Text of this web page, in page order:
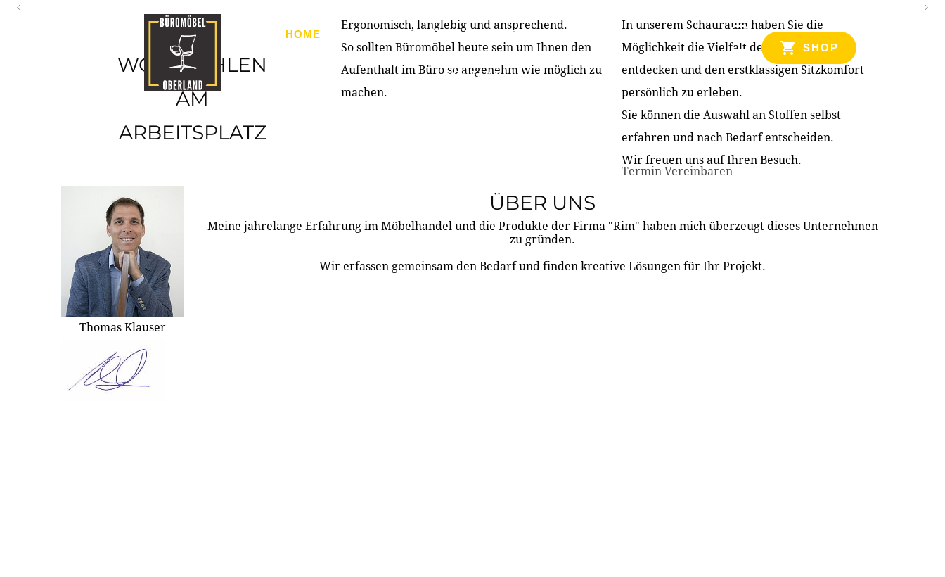
HOME PRODUKTE ÜBER UNS PARTNER & REFERENZEN
KONTAKT
SHOP
WOHLFÜHLEN
AM
ARBEITSPLATZ
Ergonomisch, langlebig und ansprechend.
So sollten Büromöbel heute sein um Ihnen den
Aufenthalt im Büro so angenehm wie möglich zu
machen.
In unserem Schauraum haben Sie die
Möglichkeit die Vielfalt der Produkte zu
entdecken und den erstklassigen Sitzkomfort
persönlich zu erleben.
Sie können die Auswahl an Stoffen selbst
erfahren und nach Bedarf entscheiden.
Wir freuen uns auf Ihren Besuch.
Termin Vereinbaren
Thomas Klauser
ÜBER UNS
Meine jahrelange Erfahrung im Möbelhandel und die Produkte der Firma "Rim" haben mich überzeugt dieses Unternehmen
zu gründen.
Wir erfassen gemeinsam den Bedarf und finden kreative Lösungen für Ihr Projekt.